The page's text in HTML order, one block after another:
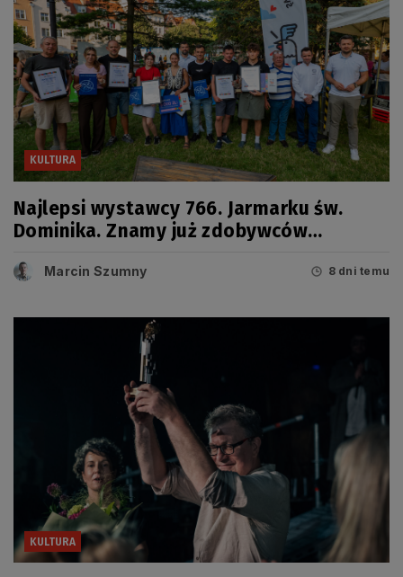
KULTURA
Najlepsi wystawcy 766. Jarmarku św.
Dominika. Znamy już zdobywców
Marcin Szumny 8 dni temu
KULTURA